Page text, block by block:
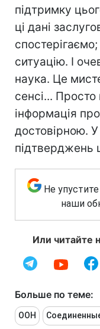
підтримку
ці дані
ситуацію. І
наука. Це
сенсі...
інформація
достовірною.
підтверджень
Не
наши
Или читайте
Больше по теме:
ООН